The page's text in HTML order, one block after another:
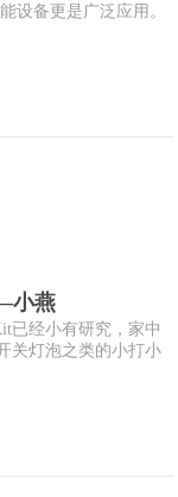
设备更是广泛应用。
小燕
已经小有研究，家中
关灯泡之类的小打小